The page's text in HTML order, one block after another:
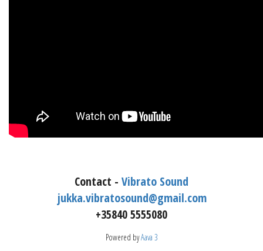
Contact - Vibrato Sound
jukka.vibratosound@gmail.com
+35840 5555080
Powered byAava 3